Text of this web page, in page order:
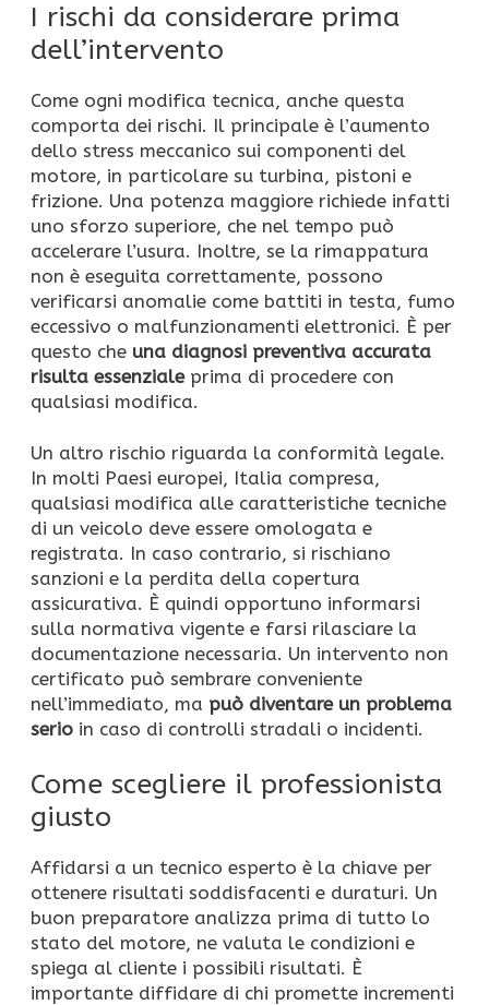
I rischi da considerare prima
dell’intervento
Come ogni modifica tecnica, anche questa
comporta dei rischi. Il principale è l’aumento
dello stress meccanico sui componenti del
motore, in particolare su turbina, pistoni e
frizione. Una potenza maggiore richiede infatti
uno sforzo superiore, che nel tempo può
accelerare l’usura. Inoltre, se la rimappatura
non è eseguita correttamente, possono
verificarsi anomalie come battiti in testa, fumo
eccessivo o malfunzionamenti elettronici. È per
questo che una diagnosi preventiva accurata
risulta essenzialeprima di procedere con
qualsiasi modifica.
Un altro rischio riguarda la conformità legale.
In molti Paesi europei, Italia compresa,
qualsiasi modifica alle caratteristiche tecniche
di un veicolo deve essere omologata e
registrata. In caso contrario, si rischiano
sanzioni e la perdita della copertura
assicurativa. È quindi opportuno informarsi
sulla normativa vigente e farsi rilasciare la
documentazione necessaria. Un intervento non
certificato può sembrare conveniente
nell’immediato, ma può diventare un problema
serio in caso di controlli stradali o incidenti.
Come scegliere il professionista
giusto
Affidarsi a un tecnico esperto è la chiave per
ottenere risultati soddisfacenti e duraturi. Un
buon preparatore analizza prima di tutto lo
stato del motore, ne valuta le condizioni e
spiega al cliente i possibili risultati. È
importante diffidare di chi promette incrementi